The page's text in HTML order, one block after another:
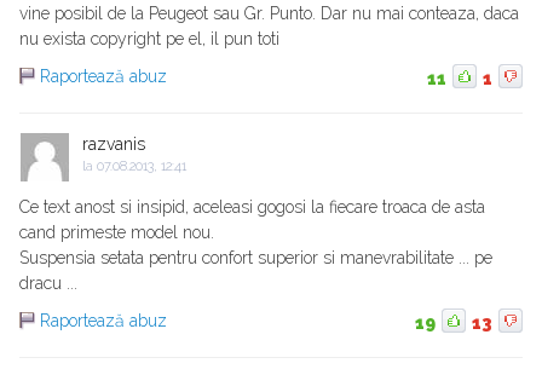
vine posibil de la Peugeot sau Gr. Punto. Dar nu mai conteaza, daca
nu exista copyright pe el, il pun toti
Raportează abuz
11 1
razvanis
la 07.08.2013, 12:41
Ce text anost si insipid, aceleasi gogosi la fiecare troaca de asta
cand primeste model nou.
Suspensia setata pentru confort superior si manevrabilitate ... pe
dracu ...
Raportează abuz
19 13